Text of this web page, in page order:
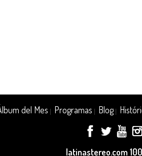
del Mes Programas Blog|
latinastereo.com